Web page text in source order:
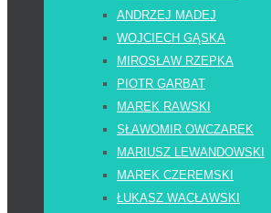
ANDRZEJ MADEJ
WOJCIECH GĄSKA
MIROSŁAW RZEPKA
PIOTR GARBAT
MAREK RAWSKI
SŁAWOMIR OWCZAREK
MARIUSZ LEWANDOWSKI
MAREK CZEREMSKI
ŁUKASZ WACŁAWSKI